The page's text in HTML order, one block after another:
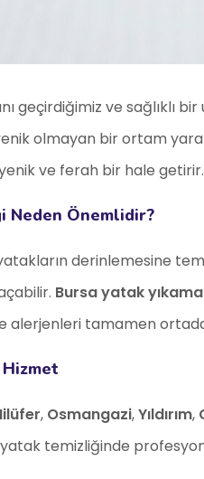
geçirdiğimiz ve
olmayan bir ortam
ve ferah bir hale
Neden Önemlidir?
derinlemesine
Bursa yatak yıkama
alerjenleri tamamen
, Osmangazi,Yıldırım,
temizliğinde